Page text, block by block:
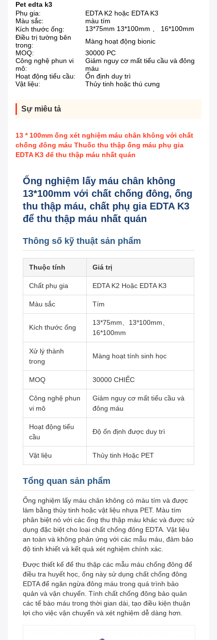
Pet edta k3
Phụ gia:
EDTA K2 hoặc EDTA K3
Màu sắc:
màu tím
Kích thước ống:
13*75mm 13*100mm 、 16*100mm
Điều trị tường bên
trong:
Màng hoạt động bionic
MOQ:
30000 PC
Công nghệ phun vi
mô:
Giảm nguy cơ mất tiểu cầu và đông
máu
Hoạt động tiểu cầu:
Ổn định duy trì
Vật liệu:
Thủy tinh hoặc thú cưng
Sự miêu tả
13 * 100mm ống xét nghiệm máu chân không với chất
chống đông máu Thuốc thu thập ống máu phụ gia
EDTA K3 để thu thập máu nhất quán
Ống nghiệm lấy máu chân không
13*100mm với chất chống đông, ống
thu thập máu, chất phụ gia EDTA K3
để thu thập máu nhất quán
Thông số kỹ thuật sản phẩm
Thuộc tính Giá trị
Chất phụ gia EDTA K2 Hoặc EDTA K3
Màu sắc Tím
Kích thước ống
13*75mm、13*100mm、
16*100mm
Xử lý thành
trong
Màng hoạt tính sinh học
MOQ 30000 CHIẾC
Công nghệ phun
vi mô
Giảm nguy cơ mất tiểu cầu và
đông máu
Hoạt động tiểu
cầu
Độ ổn định được duy trì
Vật liệu Thủy tinh Hoặc PET
Tổng quan sản phẩm
Ống nghiệm lấy máu chân không có màu tím và được
làm bằng thủy tinh hoặc vật liệu nhựa PET. Màu tím
phân biệt nó với các ống thu thập máu khác và được sử
dụng đặc biệt cho loại chất chống đông EDTA. Vật liệu
an toàn và không phản ứng với các mẫu máu, đảm bảo
độ tinh khiết và kết quả xét nghiệm chính xác.
Được thiết kế để thu thập các mẫu máu chống đông để
điều tra huyết học, ống này sử dụng chất chống đông
EDTA để ngăn ngừa đông máu trong quá trình bảo
quản và vận chuyển. Tính chất chống đông bảo quản
các tế bào máu trong thời gian dài, tạo điều kiện thuận
lợi cho việc vận chuyển và xét nghiệm dễ dàng hơn.